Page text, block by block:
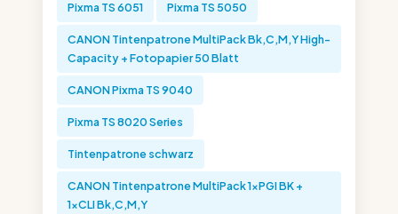
Pixma TS 6051 Pixma TS 5050
CANON Tintenpatrone MultiPack Bk,C,M,Y High-
Capacity + Fotopapier 50 Blatt
CANON Pixma TS 9040
Pixma TS 8020 Series
Tintenpatrone schwarz
CANON Tintenpatrone MultiPack 1xPGI BK +
1xCLI Bk,C,M,Y